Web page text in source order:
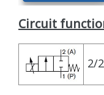
Circuit
2/